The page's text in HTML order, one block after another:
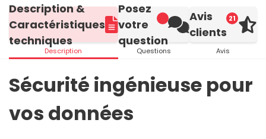
Description &
Caractéristiques
techniques
Description
Posez
votre
question
Questions
21
Avis
clients
Avis
Sécurité ingénieuse pour
vos données